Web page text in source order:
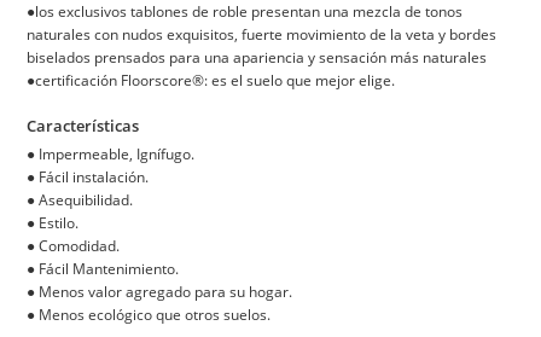
●los exclusivos tablones de roble presentan una mezcla de tonos
naturales con nudos exquisitos, fuerte movimiento de la veta y bordes
biselados prensados para una apariencia y sensación más naturales
●certificación Floorscore®: es el suelo que mejor elige.
Características
● Impermeable, Ignífugo.
● Fácil instalación.
●Asequibilidad.
● Estilo.
●Comodidad.
● Fácil Mantenimiento.
● Menos valor agregado para su hogar.
● Menos ecológico que otros suelos.